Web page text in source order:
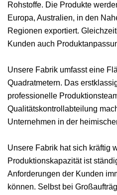
Rohstoffe. Die Produkte
Europa, Australien, in den
Regionen exportiert.
Kunden auch
Unsere Fabrik umfasst eine
Quadratmetern. Das
professionelle
Qualitätskontrollabteilung
Unternehmen in der
Unsere Fabrik hat sich kräftig
Produktionskapazität ist
Anforderungen der Kunden
können. Selbst bei